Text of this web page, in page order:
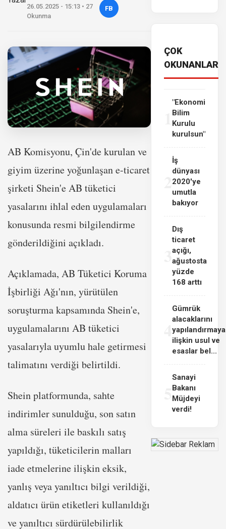
26.05.2025 - 15:13 • 27
Okunma
FB
AB Komisyonu, Çin'de kurulan ve
giyim üzerine yoğunlaşan e-ticaret
şirketi Shein'e AB tüketici
yasalarını ihlal eden uygulamaları
konusunda resmi bilgilendirme
gönderildiğini açıkladı.
Açıklamada, AB Tüketici Koruma
İşbirliği Ağı'nın, yürütülen
soruşturma kapsamında Shein'e,
uygulamalarını AB tüketici
yasalarıyla uyumlu hale getirmesi
talimatını verdiği belirtildi.
Shein platformunda, sahte
indirimler sunulduğu, son satın
alma süreleri ile baskılı satış
yapıldığı, tüketicilerin malları
iade etmelerine ilişkin eksik,
yanlış veya yanıltıcı bilgi verildiği,
aldatıcı ürün etiketleri kullanıldığı
ve yanıltıcı sürdürülebilirlik
ÇOK
OKUNANLAR
"Ekonomi
Bilim
Kurulu
kurulsun"
İş
dünyası
2020'ye
umutla
bakıyor
3
Dış
ticaret
açığı,
ağustosta
yüzde
168 arttı
4
Gümrük
alacaklarını
yapılandırmaya
ilişkin usul ve
esaslar bel...
Sanayi
Bakanı
Müjdeyi
verdi!